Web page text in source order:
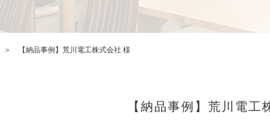
＞ 【納品事例】荒川電工株式会社 様
【納品事例】荒川電工